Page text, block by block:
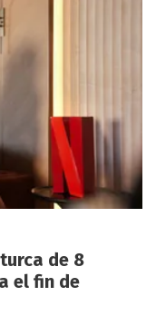
de 8
el fin de